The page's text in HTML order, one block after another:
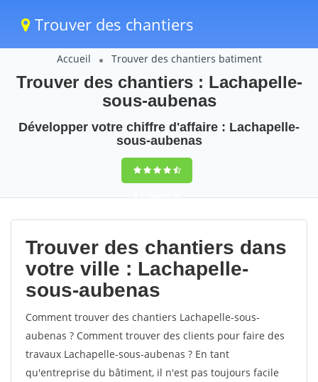
Trouver des chantiers
Accueil Trouver des chantiers batiment
Trouver des chantiers : Lachapelle-
sous-aubenas
Développer votre chiffre d'affaire : Lachapelle-
sous-aubenas
9,5(100%)56
votes
Trouver des chantiers dans
votre ville : Lachapelle-
sous-aubenas
Comment trouver des chantiers Lachapelle-sous-
aubenas ? Comment trouver des clients pour faire des
travaux Lachapelle-sous-aubenas ? En tant
qu'entreprise du bâtiment, il n'est pas toujours facile